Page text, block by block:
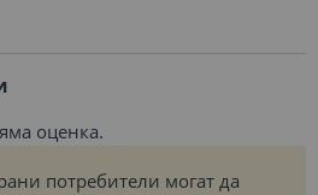
оценка.
потребители могат да